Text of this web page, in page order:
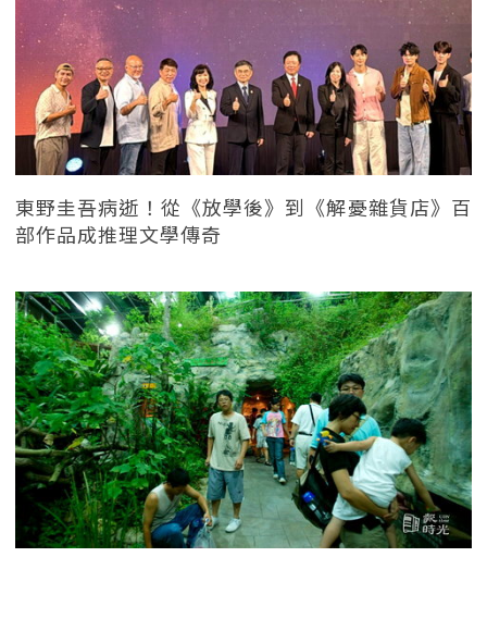
東野圭吾病逝！從《放學後》到《解憂雜貨店》百
部作品成推理文學傳奇